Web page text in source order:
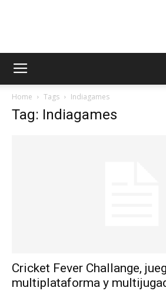
Home Tags Indiagames
Tag: Indiagames
Cricket Fever Challange,
multiplataforma y